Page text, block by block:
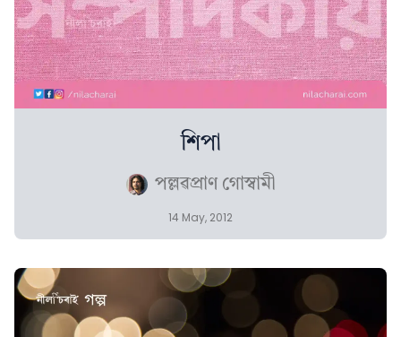
শিপা
পল্লৱপ্ৰাণ গোস্বামী
14 May, 2012